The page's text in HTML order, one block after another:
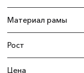
Подростковые
Электровелосипеды
Фэтбайки
26"
Женский
Материал рамы
Алюминий
Рост
160-170 см
Цена